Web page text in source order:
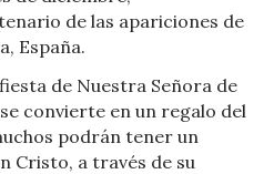
de las apariciones de
España.
de Nuestra Señora de
convierte en un regalo del
podrán tener un
Cristo, a través de su